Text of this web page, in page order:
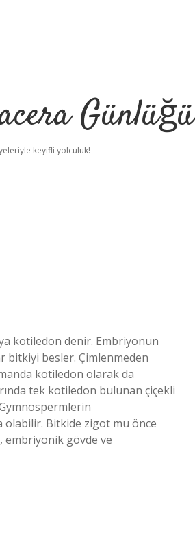
Günlüğü
keyifli yolculuk!
kotiledon denir. Embriyonun
bitkiyi besler. Çimlenmeden
kotiledon olarak da
tek kotiledon bulunan çiçekli
olabilir. Bitkide zigot mu önce
embriyonik gövde ve